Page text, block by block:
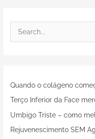
u
i
s
a
Quando o colágeno
Terço Inferior da Face
Umbigo Triste – como
Rejuvenescimento SEM